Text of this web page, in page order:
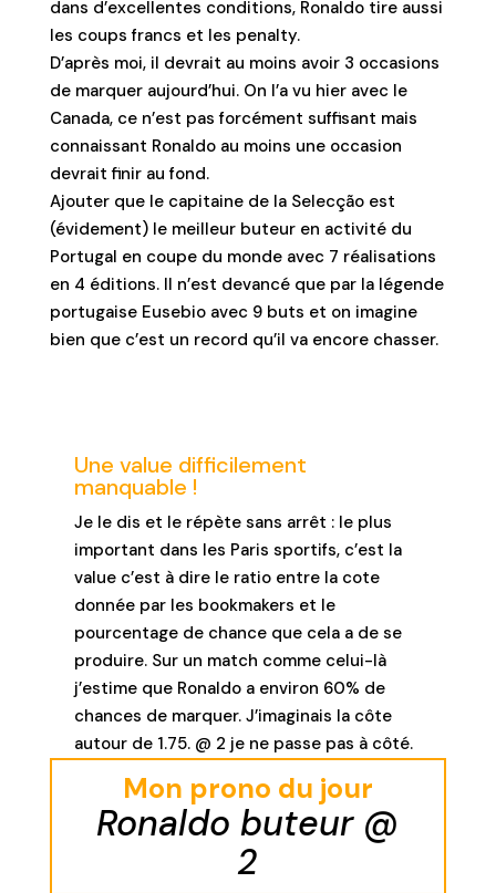
dans d’excellentes conditions, Ronaldo tire aussi
les coups francs et les penalty.
D’après moi, il devrait au moins avoir 3 occasions
de marquer aujourd’hui. On l’a vu hier avec le
Canada, ce n’est pas forcément suffisant mais
connaissant Ronaldo au moins une occasion
devrait finir au fond.
Ajouter que le capitaine de la Selecção est
(évidement) le meilleur buteur en activité du
Portugal en coupe du monde avec 7 réalisations
en 4 éditions. Il n’est devancé que par la légende
portugaise Eusebio avec 9 buts et on imagine
bien que c’est un record qu’il va encore chasser.
Une value difficilement
manquable !
Je le dis et le répète sans arrêt : le plus
important dans les Paris sportifs, c’est la
value c’est à dire le ratio entre la cote
donnée par les bookmakers et le
pourcentage de chance que cela a de se
produire. Sur un match comme celui-là
j’estime que Ronaldo a environ 60% de
chances de marquer. J’imaginais la côte
autour de 1.75. @ 2 je ne passe pas à côté.
Mon prono du jour
Ronaldo buteur @
2